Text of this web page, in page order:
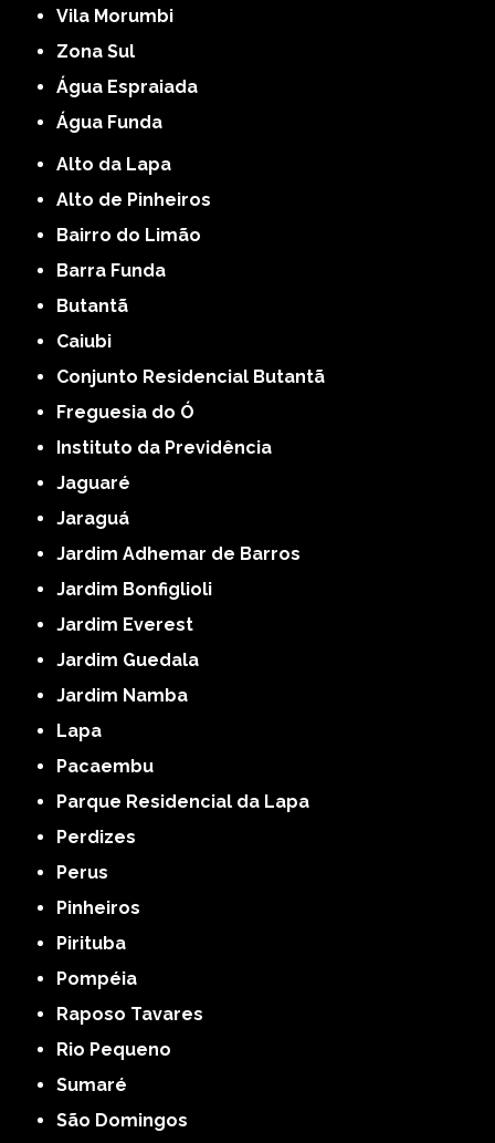
Vila Morumbi
Zona Sul
Água Espraiada
Água Funda
Alto da Lapa
Alto de Pinheiros
Bairro do Limão
Barra Funda
Butantã
Caiubi
Conjunto Residencial Butantã
Freguesia do Ó
Instituto da Previdência
Jaguaré
Jaraguá
Jardim Adhemar de Barros
Jardim Bonfiglioli
Jardim Everest
Jardim Guedala
Jardim Namba
Lapa
Pacaembu
Parque Residencial da Lapa
Perdizes
Perus
Pinheiros
Pirituba
Pompéia
Raposo Tavares
Rio Pequeno
Sumaré
São Domingos